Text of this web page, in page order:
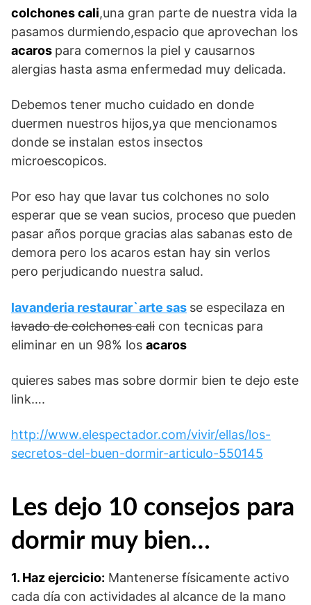
colchones cali,una gran parte de nuestra vida la
pasamos durmiendo,espacio que aprovechan los
acaros para comernos la piel y causarnos
alergias hasta asma enfermedad muy delicada.
Debemos tener mucho cuidado en donde
duermen nuestros hijos,ya que mencionamos
donde se instalan estos insectos
microescopicos.
Por eso hay que lavar tus colchones no solo
esperar que se vean sucios, proceso que pueden
pasar años porque gracias alas sabanas esto de
demora pero los acaros estan hay sin verlos
pero perjudicando nuestra salud.
lavanderia restaurar`arte sas se especilaza en
lavado de colchones cali con tecnicas para
eliminar en un 98% los acaros
quieres sabes mas sobre dormir bien te dejo este
link….
http://www.elespectador.com/vivir/ellas/los-
secretos-del-buen-dormir-articulo-550145
Les dejo 10 consejos para
dormir muy bien…
1. Haz ejercicio: Mantenerse físicamente activo
cada día con actividades al alcance de la mano